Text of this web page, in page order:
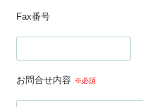
Fax番号
お問合せ内容 ※必須